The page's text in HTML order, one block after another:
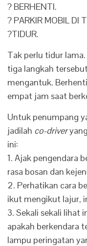
? BERHENTI.
? PARKIR MOBIL DI
?TIDUR.
Tak perlu tidur
tiga langkah
mengantuk.
empat jam saat
Untuk penumpang
jadilah co-driver
ini:
1. Ajak pengendara
rasa bosan dan
2. Perhatikan cara
ikut mengikut lajur,
3. Sekali sekali lihat
apakah berkendara
lampu peringatan